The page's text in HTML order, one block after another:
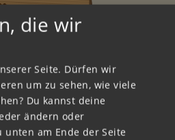
123
die wir
Seite. Dürfen wir
um zu sehen, wie viele
Du kannst deine
ändern oder
am Ende der Seite